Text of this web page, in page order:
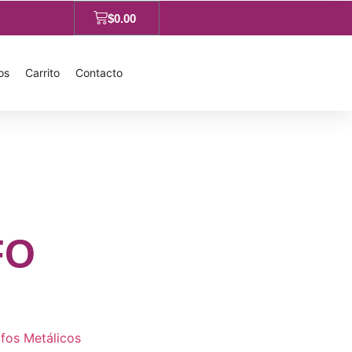
$0.00
Carrito Contacto
Metálicos